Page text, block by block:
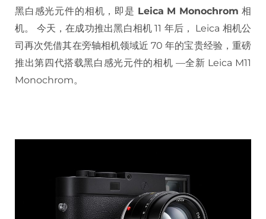
黑白感光元件的相机，即是 Leica M Monochrom 相
机。 今天，在成功推出黑白相机 11 年后， Leica 相机公
司再次凭借其在旁轴相机领域近 70 年的宝贵经验，重磅
推出第四代搭载黑白感光元件的相机 —全新 Leica M11
Monochrom。